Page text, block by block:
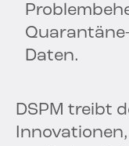
Daten.
DSPM treibt